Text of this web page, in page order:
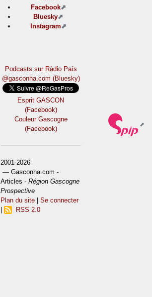
Facebook
Bluesky
Instagram
Podcasts sur Ràdio País
@gasconha.com (Bluesky)
Esprit GASCON
(Facebook)
Couleur Gascogne
(Facebook)
2001-2026
— Gasconha.com -
Articles -Région Gascogne
Prospective
Plan du site |Se connecter
RSS 2.0